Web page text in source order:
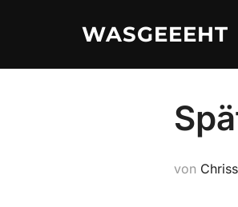
WASGEEEHT
von Chriss